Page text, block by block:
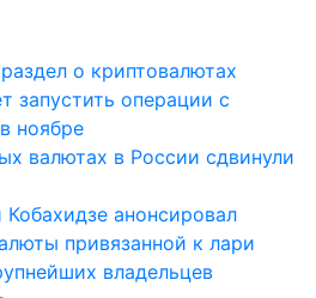
запустить операции с
ноябре
валютах в России сдвинули
анонсировал
привязанной к лари
владельцев